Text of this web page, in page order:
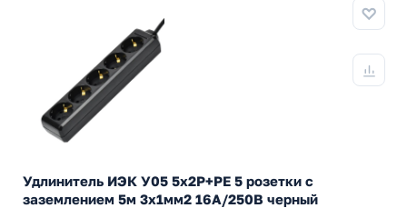
Удлинитель ИЭК У05 5х2P+PE 5 розетки с
заземлением 5м 3х1мм2 16А/250В черный